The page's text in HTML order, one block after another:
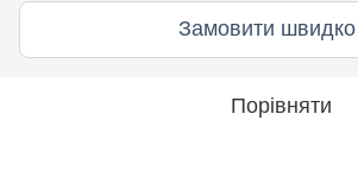
Замовити швидко
Порівняти